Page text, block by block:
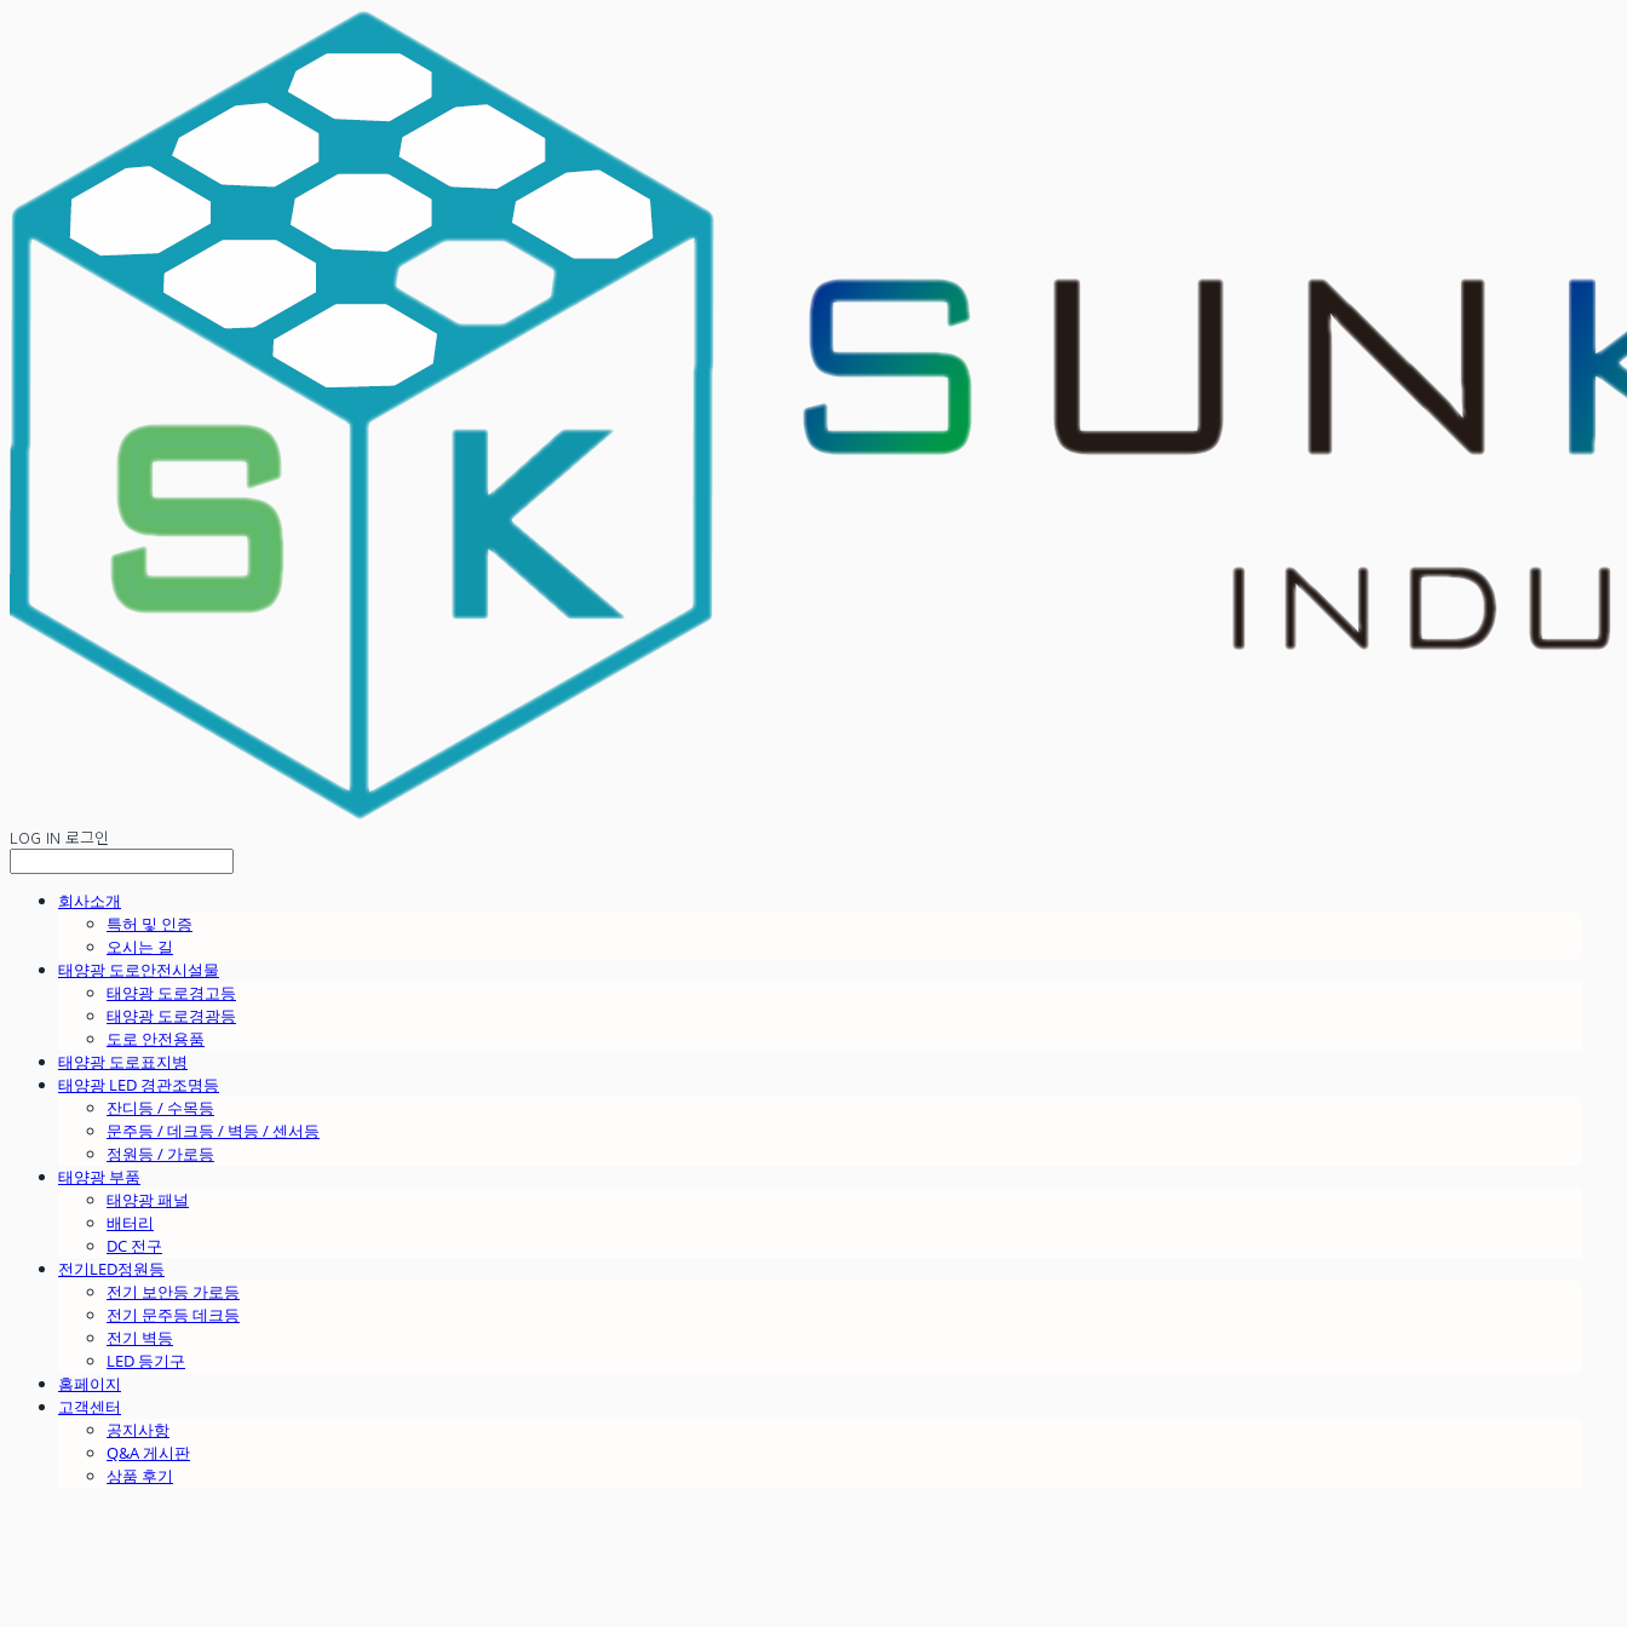
LOG IN 로그인
회사소개
특허 및 인증
오시는 길
태양광 도로안전시설물
태양광 도로경고등
태양광 도로경광등
도로 안전용품
태양광 도로표지병
태양광 LED 경관조명등
잔디등 / 수목등
문주등 / 데크등 / 벽등 / 센서등
정원등 / 가로등
태양광 부품
태양광 패널
배터리
DC 전구
전기LED정원등
전기 보안등 가로등
전기 문주등 데크등
전기 벽등
LED 등기구
홈페이지
고객센터
공지사항
Q&A 게시판
상품 후기